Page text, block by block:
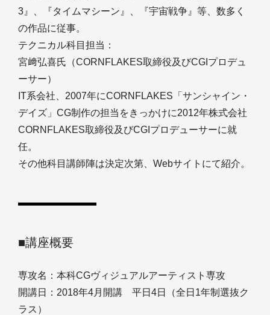
3』、『タイムマシーン』、『宇宙戦争』等、数多く
の作品に従事。
テクニカル科目担当：
宮﨑弘喜氏（CORNFLAKES取締役及びCGIプロデュ
ーサー）
IT系会社、2007年にCORNFLAKES「サンシャイン・
デイズ」CG制作の担当をきっかけに2012年株式会社
CORNFLAKES取締役及びCGIプロデューサーに就
任。
その他科目講師陣は決定次第、Webサイトにて紹介。
■講座概要
専攻名：本科CGヴィジュアルアーティスト専攻
開講日：2018年4月開講 平日4日（全日1年制選抜ク
ラス）